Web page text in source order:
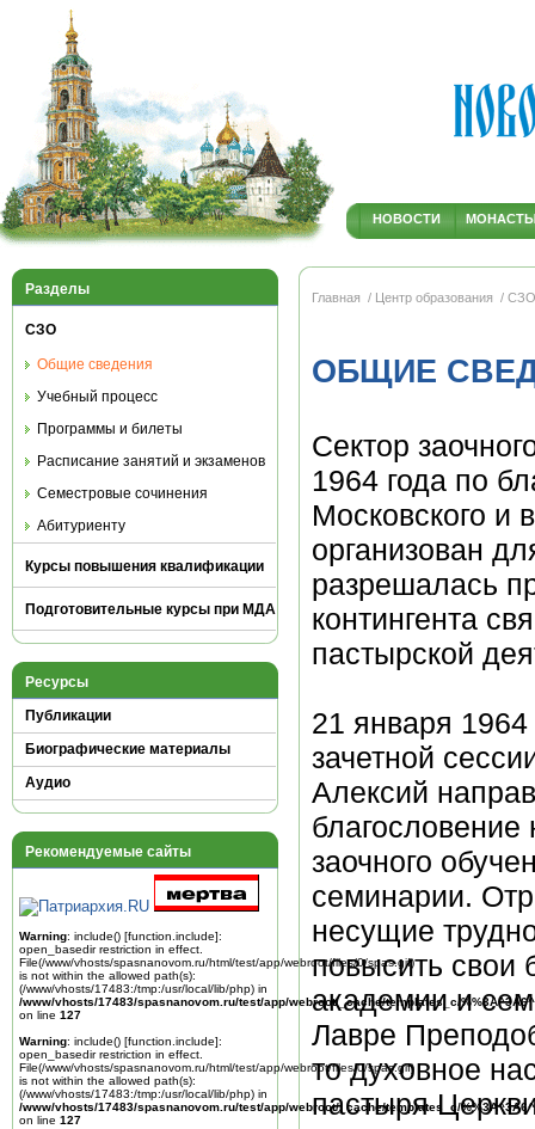
Главная / Центр образования / СЗО
ОБЩИЕ
Сектор
1964 года по
Московского и
организован
разрешалась
контингента
пастырской
21 января
зачетной
Алексий
заочного
семинарии.
несущие
повысить свои
академии и
Лавре
то духовное
пастыря
НОВОСТИ
Разделы
СЗО
Общие сведения
Учебный процесс
Программы и билеты
Расписание занятий и экзаменов
Семестровые сочинения
Абитуриенту
Курсы повышения квалификации
Подготовительные курсы при МДА
Ресурсы
Публикации
Биографические материалы
Аудио
Рекомендуемые сайты
Warning: include() [function.include]:
open_basedir restriction in effect.
File(/www/vhosts/spasnanovom.ru/html/test/app/webroot/files/0/spas.gif)
is not within the allowed path(s):
(/www/vhosts/17483:/tmp:/usr/local/lib/php) in
/www/vhosts/17483/spasnanovom.ru/test/app/webroot/_cache/templates_c/
on line 127
Warning: include() [function.include]:
open_basedir restriction in effect.
File(/www/vhosts/spasnanovom.ru/html/test/app/webroot/files/0/spas.gif)
is not within the allowed path(s):
(/www/vhosts/17483:/tmp:/usr/local/lib/php) in
/www/vhosts/17483/spasnanovom.ru/test/app/webroot/_cache/templates_c/
on line 127